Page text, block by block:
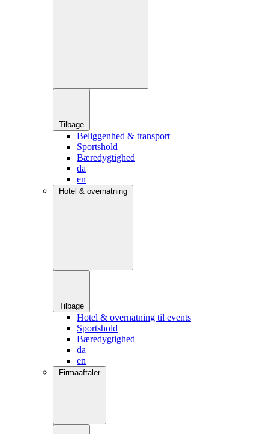
Tilbage
Beliggenhed & transport
Sportshold
Bæredygtighed
da
en
Hotel & overnatning
Tilbage
Hotel & overnatning til events
Sportshold
Bæredygtighed
da
en
Firmaaftaler